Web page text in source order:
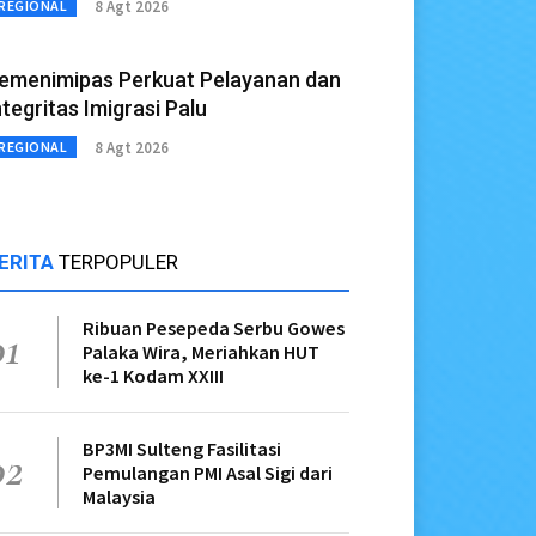
8 Agt 2026
Perkuat Pelayanan dan
Imigrasi Palu
8 Agt 2026
TERPOPULER
Ribuan Pesepeda Serbu Gowes
Palaka Wira, Meriahkan HUT
ke-1 Kodam XXIII
BP3MI Sulteng Fasilitasi
Pemulangan PMI Asal Sigi dari
Malaysia